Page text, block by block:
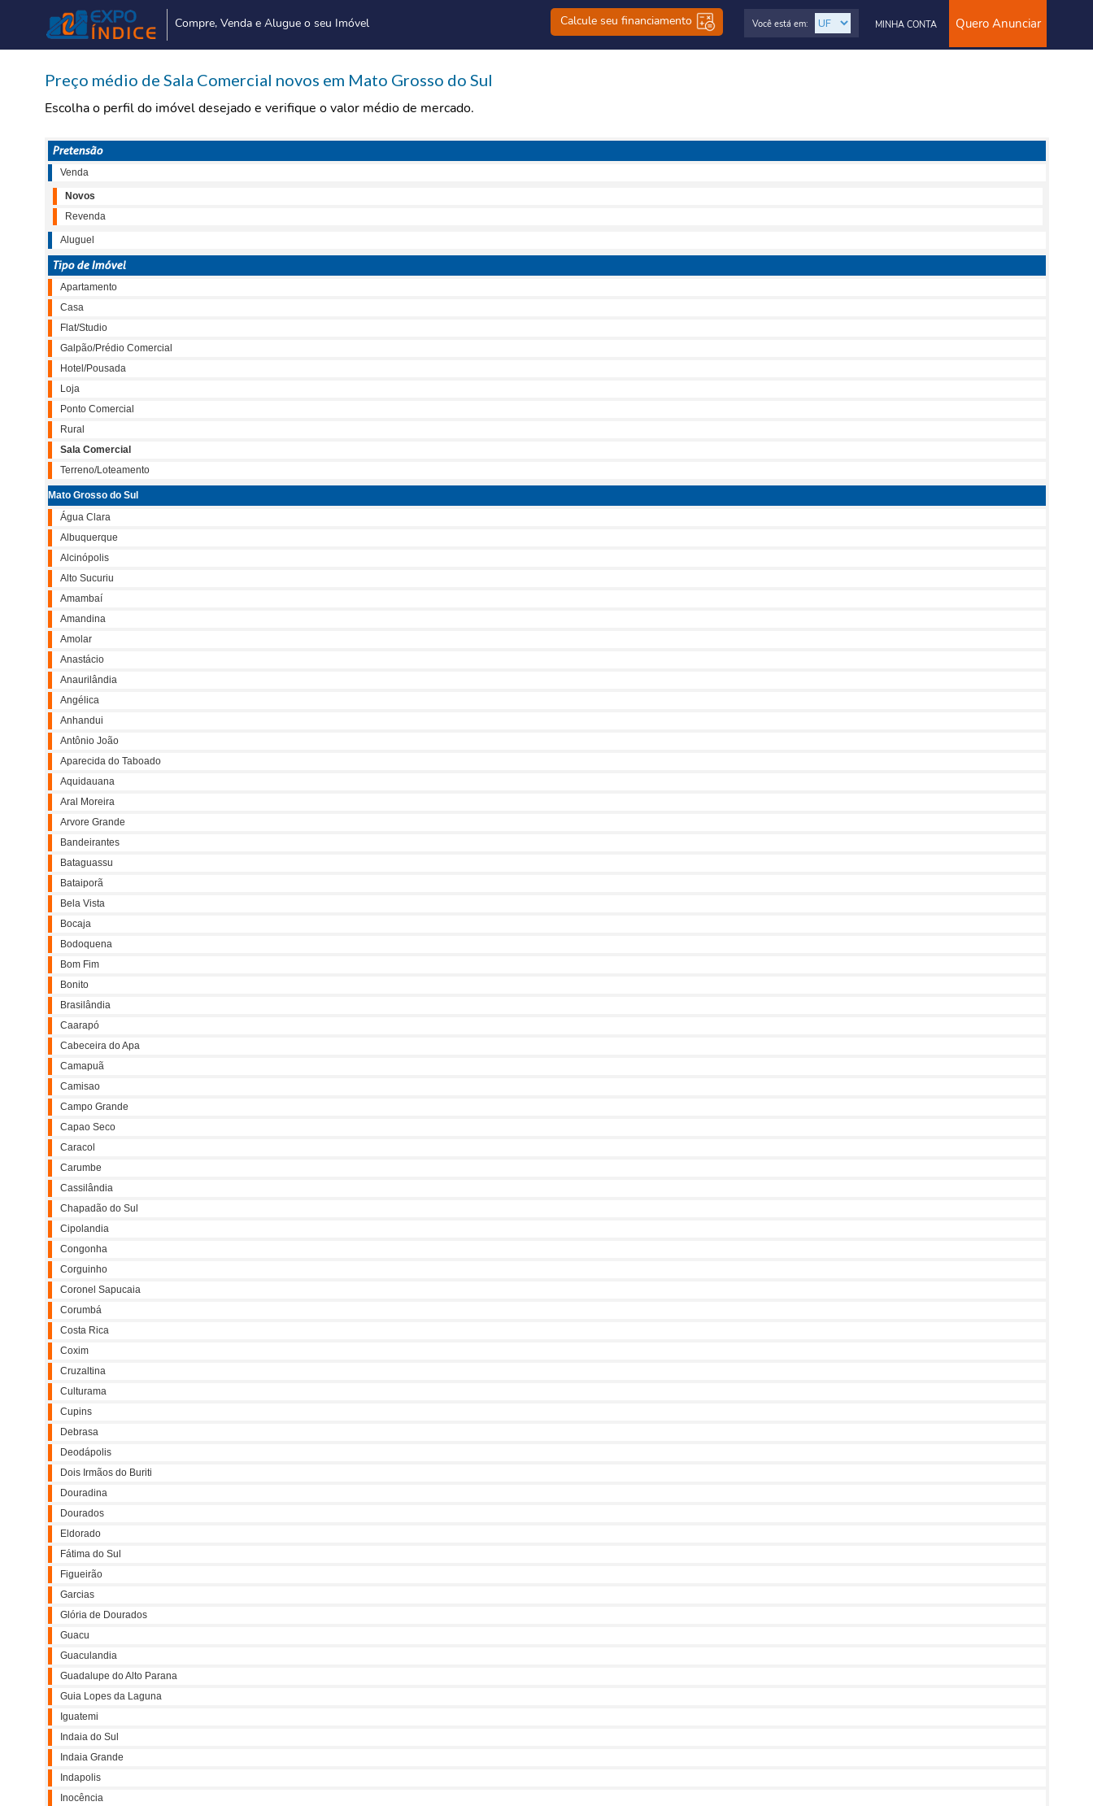
Compre, Venda e Alugue o seu Imóvel Calcule seu financiamento Quero Anunciar
MINHA CONTA
Você está em:
Preço médio de Sala Comercial novos em Mato Grosso do Sul
Escolha o perfil do imóvel desejado e verifique o valor médio de mercado.
Pretensão
Venda
Novos
Revenda
Aluguel
Tipo de Imóvel
Apartamento
Casa
Flat/Studio
Galpão/Prédio Comercial
Hotel/Pousada
Loja
Ponto Comercial
Rural
Sala Comercial
Terreno/Loteamento
Mato Grosso do Sul
Água Clara
Albuquerque
Alcinópolis
Alto Sucuriu
Amambaí
Amandina
Amolar
Anastácio
Anaurilândia
Angélica
Anhandui
Antônio João
Aparecida do Taboado
Aquidauana
Aral Moreira
Arvore Grande
Bandeirantes
Bataguassu
Bataiporã
Bela Vista
Bocaja
Bodoquena
Bom Fim
Bonito
Brasilândia
Caarapó
Cabeceira do Apa
Camapuã
Camisao
Campo Grande
Capao Seco
Caracol
Carumbe
Cassilândia
Chapadão do Sul
Cipolandia
Congonha
Corguinho
Coronel Sapucaia
Corumbá
Costa Rica
Coxim
Cruzaltina
Culturama
Cupins
Debrasa
Deodápolis
Dois Irmãos do Buriti
Douradina
Dourados
Eldorado
Fátima do Sul
Figueirão
Garcias
Glória de Dourados
Guacu
Guaculandia
Guadalupe do Alto Parana
Guia Lopes da Laguna
Iguatemi
Indaia do Sul
Indaia Grande
Indapolis
Inocência